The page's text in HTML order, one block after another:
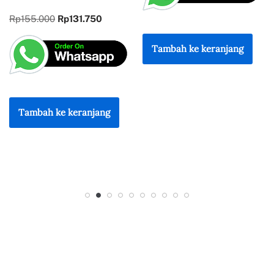
Tambah ke keranjang
Rp300.000 Rp255.000